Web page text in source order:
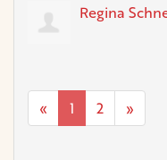
Regina
« 1 2 »